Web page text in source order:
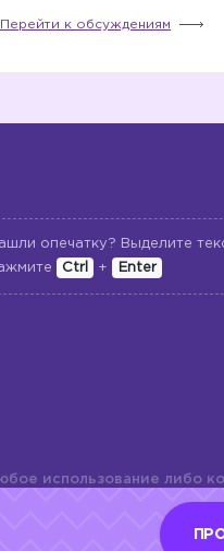
Перейти к обсуждениям
опечатку? Выделите
Ctrl + Enter
использование либо
сайта, элементов
с разрешения